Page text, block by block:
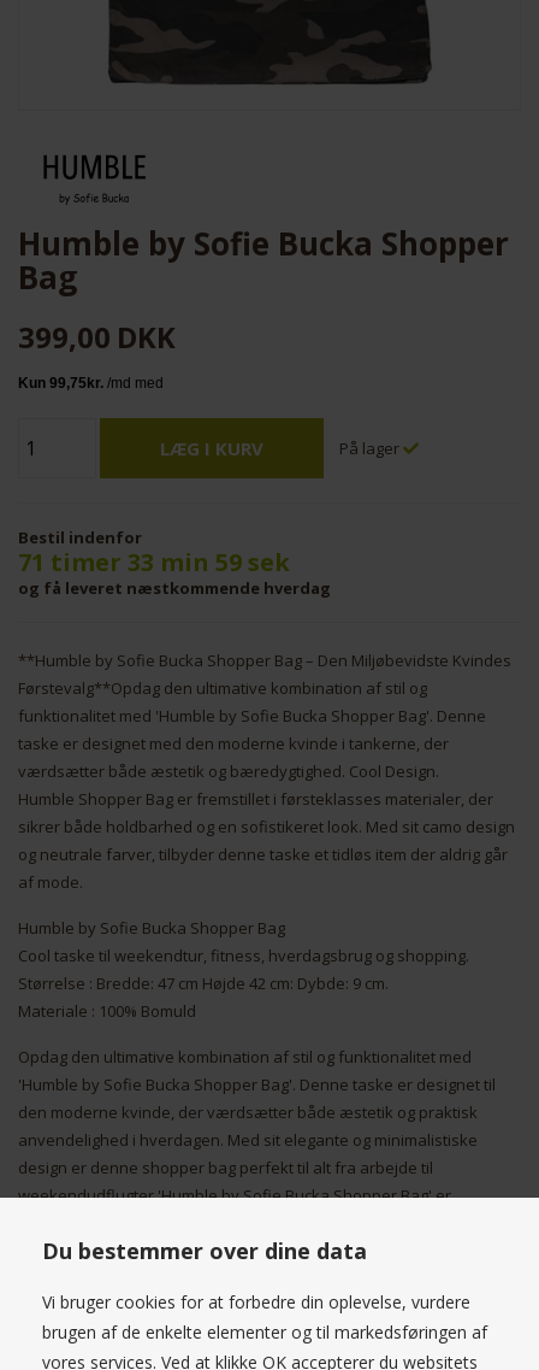
Du bestemmer over dine data
Vi bruger cookies for at forbedre din oplevelse, vurdere
brugen af de enkelte elementer og til markedsføringen af
vores services. Ved at klikke OK accepterer du websitets
Humble by Sofie Bucka Shopper
Bag
399,00 DKK
På lager
Bestil indenfor
71 timer 33 min 58 sek
og få leveret næstkommende hverdag
**Humble by Sofie Bucka Shopper Bag – Den Miljøbevidste Kvindes
Førstevalg**Opdag den ultimative kombination af stil og
funktionalitet med 'Humble by Sofie Bucka Shopper Bag'. Denne
taske er designet med den moderne kvinde i tankerne, der
værdsætter både æstetik og bæredygtighed. Cool Design.
Humble Shopper Bag er fremstillet i førsteklasses materialer, der
sikrer både holdbarhed og en sofistikeret look. Med sit camo design
og neutrale farver, tilbyder denne taske et tidløs item der aldrig går
af mode.
Humble by Sofie Bucka Shopper Bag
Cool taske til weekendtur, fitness, hverdagsbrug og shopping.
Størrelse : Bredde: 47 cm Højde 42 cm: Dybde: 9 cm.
Materiale : 100% Bomuld
Opdag den ultimative kombination af stil og funktionalitet med
'Humble by Sofie Bucka Shopper Bag'. Denne taske er designet til
den moderne kvinde, der værdsætter både æstetik og praktisk
anvendelighed i hverdagen. Med sit elegante og minimalistiske
design er denne shopper bag perfekt til alt fra arbejde til
weekendudflugter.'Humble by Sofie Bucka Shopper Bag' er
levetid. Den rummelige indvendige del er ideel til at opbevare alt fra
indvendige lommer holder dine småting organiseret og let
tilgængelige.Farven og det tidløse snit gør denne taske til en alsidig
ledsager, der kan matches med ethvert outfit, uanset om du skal på